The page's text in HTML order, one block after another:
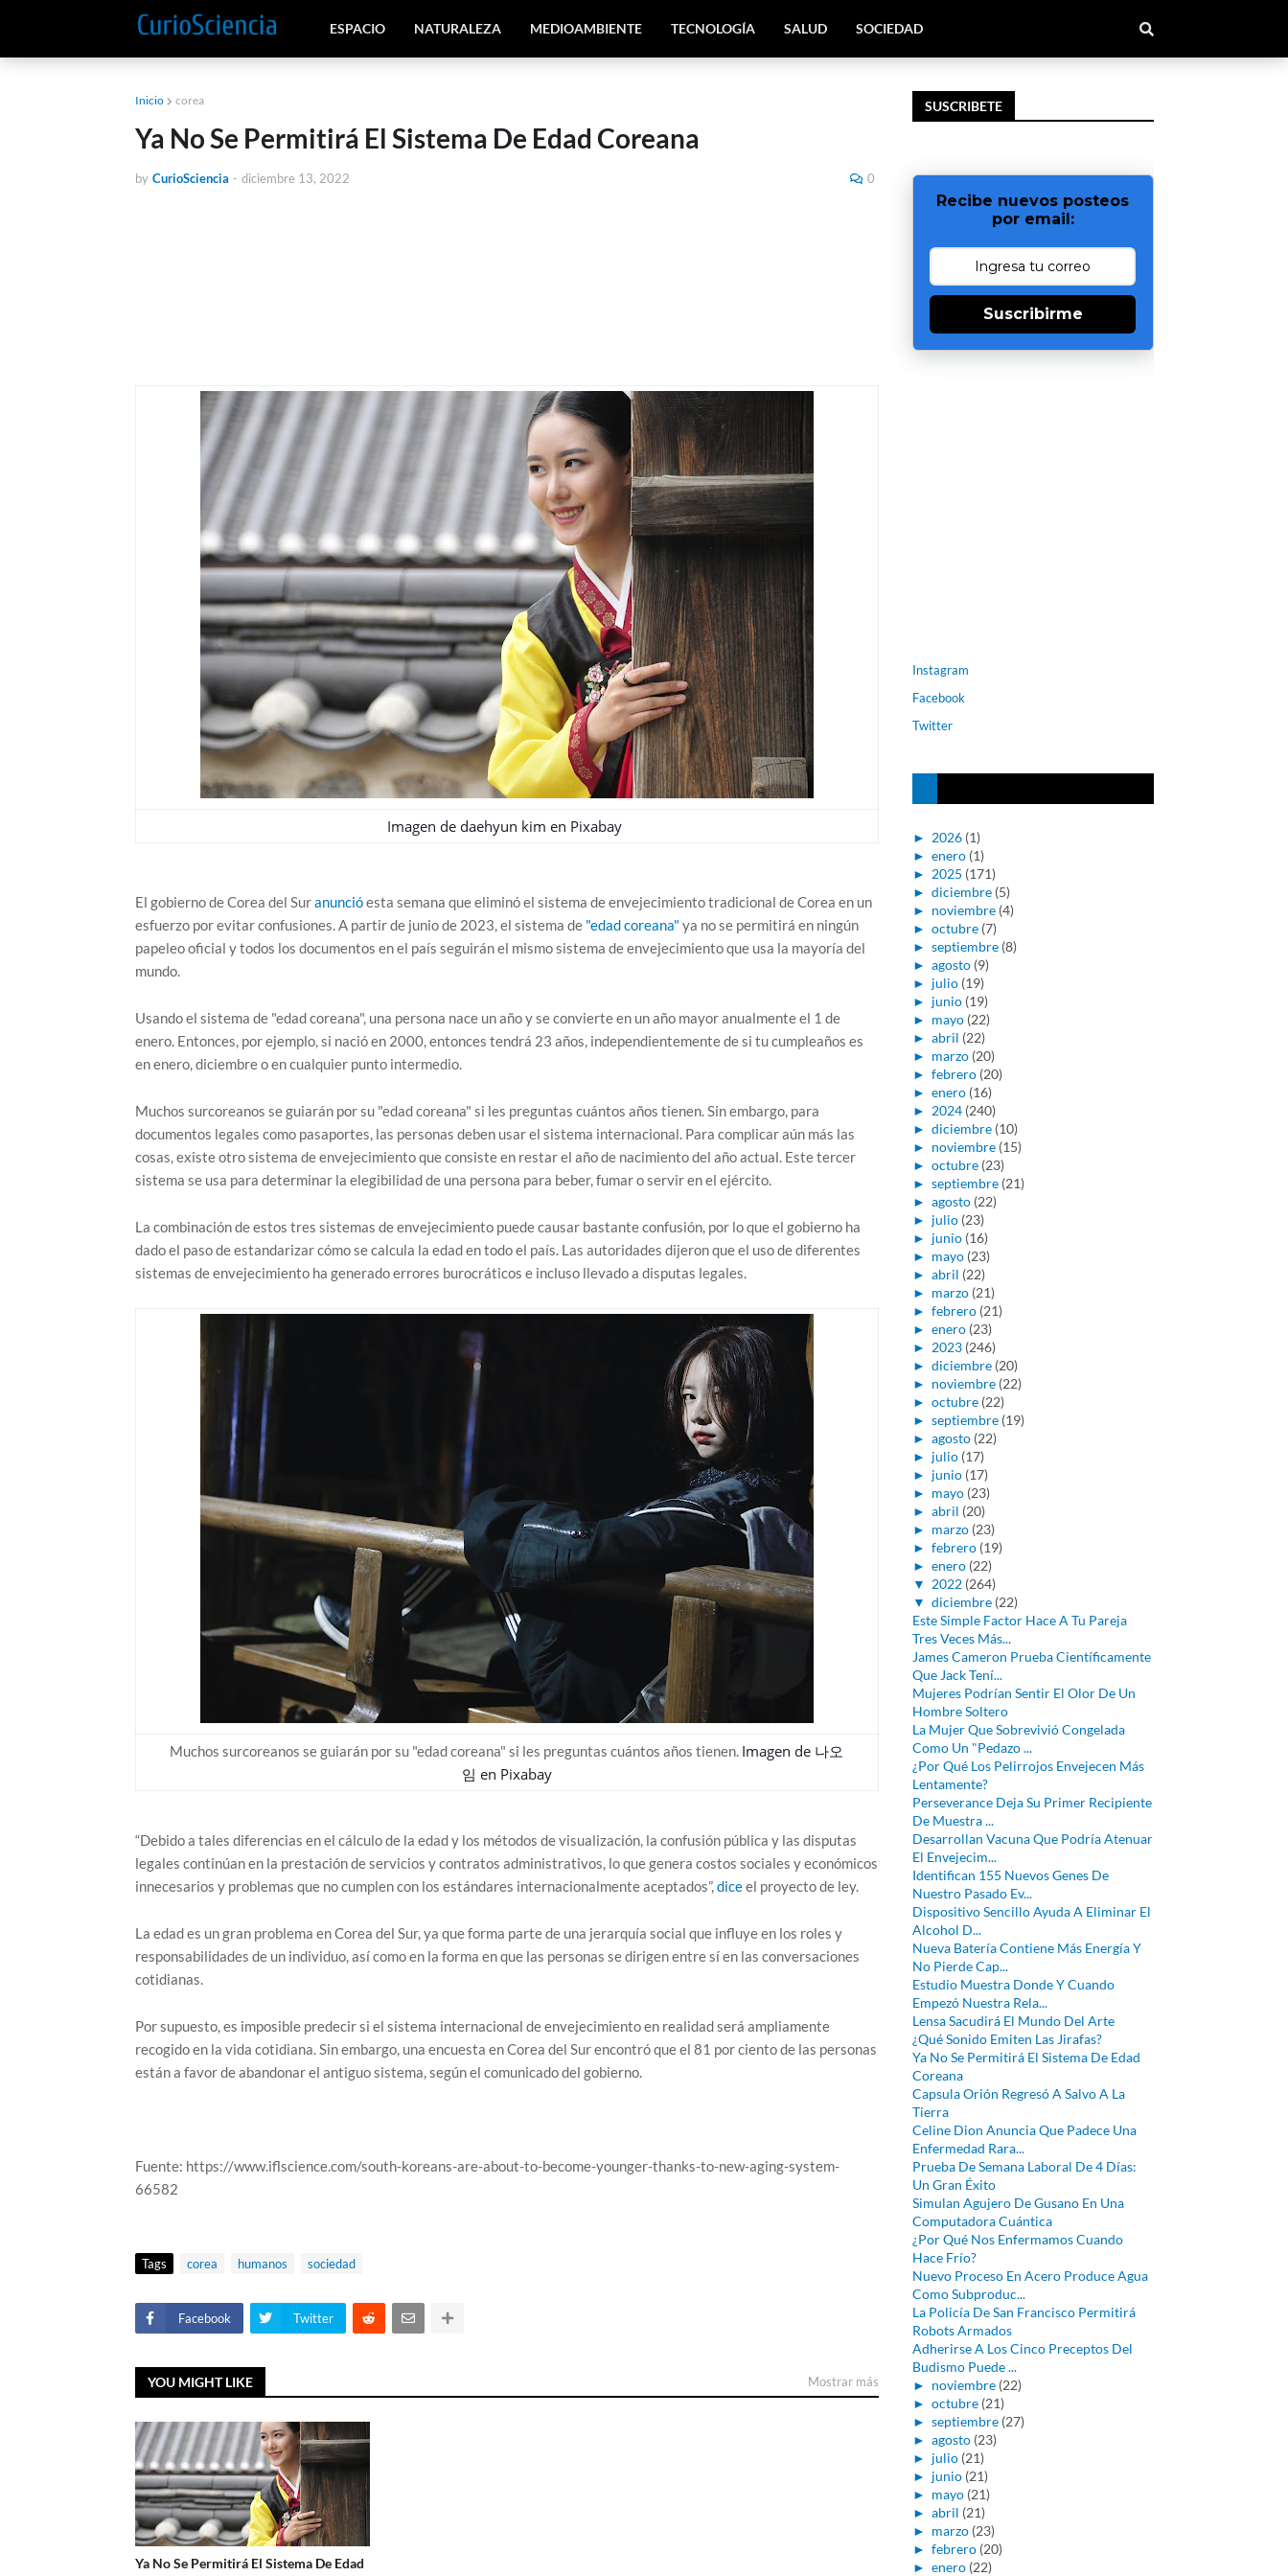
ESPACIO NATURALEZA MEDIOAMBIENTE TECNOLOGÍA SALUD SOCIEDAD
Inicio corea
Ya No Se Permitirá El Sistema De Edad Coreana
by CurioSciencia - diciembre 13, 2022 0
Imagen de daehyun kim en Pixabay
El gobierno de Corea del Suranuncióesta semana que eliminó el sistema de envejecimiento tradicional de Corea en un
esfuerzo por evitar confusiones. A partir de junio de 2023, el sistema de "edad coreana" ya no se permitirá en ningún
papeleo oficial y todos los documentos en el país seguirán el mismo sistema de envejecimiento que usa la mayoría del
mundo.
Usando el sistema de "edad coreana", una persona nace un año y se convierte en un año mayor anualmente el 1 de
enero. Entonces, por ejemplo, si nació en 2000, entonces tendrá 23 años, independientemente de si tu cumpleaños es
en enero, diciembre o en cualquier punto intermedio.
Muchos surcoreanos se guiarán por su "edad coreana" si les preguntas cuántos años tienen. Sin embargo, para
documentos legales como pasaportes, las personas deben usar el sistema internacional. Para complicar aún más las
cosas, existe otro sistema de envejecimiento que consiste en restar el año de nacimiento del año actual. Este tercer
sistema se usa para determinar la elegibilidad de una persona para beber, fumar o servir en el ejército.
La combinación de estos tres sistemas de envejecimiento puede causar bastante confusión, por lo que el gobierno ha
dado el paso de estandarizar cómo se calcula la edad en todo el país. Las autoridades dijeron que el uso de diferentes
sistemas de envejecimiento ha generado errores burocráticos e incluso llevado a disputas legales.
Muchos surcoreanos se guiarán por su "edad coreana" si les preguntas cuántos años tienen. Imagen de 나오
임 en Pixabay
“Debido a tales diferencias en el cálculo de la edad y los métodos de visualización, la confusión pública y las disputas
legales continúan en la prestación de servicios y contratos administrativos, lo que genera costos sociales y económicos
innecesarios y problemas que no cumplen con los estándares internacionalmente aceptados”,diceel proyecto de ley.
La edad es un gran problema en Corea del Sur, ya que forma parte de una jerarquía social que influye en los roles y
responsabilidades de un individuo, así como en la forma en que las personas se dirigen entre sí en las conversaciones
cotidianas.
Por supuesto, es imposible predecir si el sistema internacional de envejecimiento en realidad será ampliamente
recogido en la vida cotidiana. Sin embargo, una encuesta en Corea del Sur encontró que el 81 por ciento de las personas
están a favor de abandonar el antiguo sistema, según el comunicado del gobierno.
Fuente: https://www.iflscience.com/south-koreans-are-about-to-become-younger-thanks-to-new-aging-system-
66582
Tags corea humanos sociedad
Facebook Twitter
YOU MIGHT LIKE Mostrar más
Ya No Se Permitirá El Sistema De Edad
SUSCRIBETE
Recibe nuevos posteos
por email:
Suscribirme
Instagram
Facebook
Twitter
► 2026 (1)
► enero (1)
► 2025 (171)
► diciembre (5)
► noviembre (4)
► octubre (7)
► septiembre (8)
► agosto (9)
► julio (19)
► junio (19)
► mayo (22)
► abril (22)
► marzo (20)
► febrero (20)
► enero (16)
► 2024 (240)
► diciembre (10)
► noviembre (15)
► octubre (23)
► septiembre (21)
► agosto (22)
► julio (23)
► junio (16)
► mayo (23)
► abril (22)
► marzo (21)
► febrero (21)
► enero (23)
► 2023 (246)
► diciembre (20)
► noviembre (22)
► octubre (22)
► septiembre (19)
► agosto (22)
► julio (17)
► junio (17)
► mayo (23)
► abril (20)
► marzo (23)
► febrero (19)
► enero (22)
▼ 2022 (264)
▼ diciembre (22)
Este Simple Factor Hace A Tu Pareja
Tres Veces Más...
James Cameron Prueba Científicamente
Que Jack Tení...
Mujeres Podrían Sentir El Olor De Un
Hombre Soltero
La Mujer Que Sobrevivió Congelada
Como Un "Pedazo ...
¿Por Qué Los Pelirrojos Envejecen Más
Lentamente?
Perseverance Deja Su Primer Recipiente
De Muestra ...
Desarrollan Vacuna Que Podría Atenuar
El Envejecim...
Identifican 155 Nuevos Genes De
Nuestro Pasado Ev...
Dispositivo Sencillo Ayuda A Eliminar El
Alcohol D...
Nueva Batería Contiene Más Energía Y
No Pierde Cap...
Estudio Muestra Donde Y Cuando
Empezó Nuestra Rela...
Lensa Sacudirá El Mundo Del Arte
¿Qué Sonido Emiten Las Jirafas?
Ya No Se Permitirá El Sistema De Edad
Coreana
Capsula Orión Regresó A Salvo A La
Tierra
Celine Dion Anuncia Que Padece Una
Enfermedad Rara...
Prueba De Semana Laboral De 4 Días:
Un Gran Éxito
Simulan Agujero De Gusano En Una
Computadora Cuántica
¿Por Qué Nos Enfermamos Cuando
Hace Frío?
Nuevo Proceso En Acero Produce Agua
Como Subproduc...
La Policía De San Francisco Permitirá
Robots Armados
Adherirse A Los Cinco Preceptos Del
Budismo Puede ...
► noviembre (22)
► octubre (21)
► septiembre (27)
► agosto (23)
► julio (21)
► junio (21)
► mayo (21)
► abril (21)
► marzo (23)
► febrero (20)
► enero (22)